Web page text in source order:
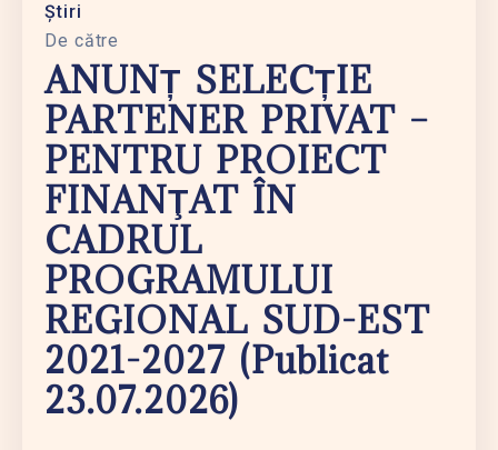
Știri
De către
ANUNȚ SELECȚIE
PARTENER PRIVAT –
PENTRU PROIECT
FINANŢAT ÎN
CADRUL
PROGRAMULUI
REGIONAL SUD-EST
2021-2027 (publicat
23.07.2026)